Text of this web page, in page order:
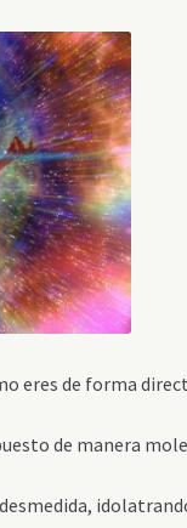
eres de forma
de manera